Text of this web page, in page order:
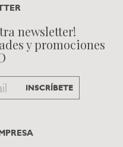
newsletter!
y promociones
INSCRÍBETE